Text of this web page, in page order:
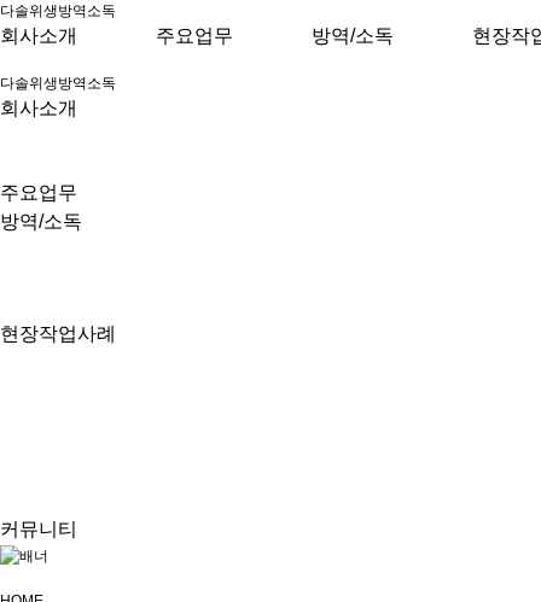
다솔위생방역소독
회사소개 주요업무 방역/소독 현장작
다솔위생방역소독
회사소개
주요업무
방역/소독
현장작업사례
커뮤니티